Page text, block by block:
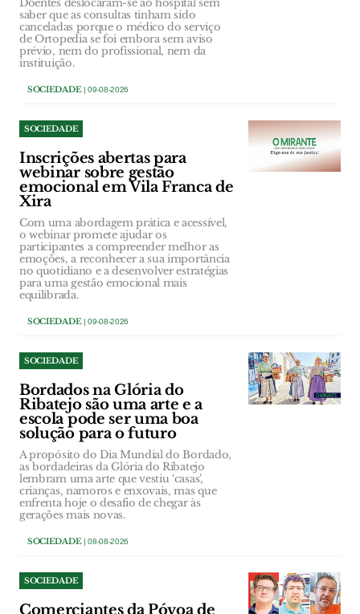
Doentes deslocaram-se ao hospital sem
saber que as consultas tinham sido
canceladas porque o médico do serviço
de Ortopedia se foi embora sem aviso
prévio, nem do profissional, nem da
instituição.
SOCIEDADE| 09-08-2026
SOCIEDADE
Inscrições abertas para
webinar sobre gestão
emocional em Vila Franca de
Xira
Com uma abordagem prática e acessível,
o webinar promete ajudar os
participantes a compreender melhor as
emoções, a reconhecer a sua importância
no quotidiano e a desenvolver estratégias
para uma gestão emocional mais
equilibrada.
SOCIEDADE| 09-08-2026
SOCIEDADE
Bordados na Glória do
Ribatejo são uma arte e a
escola pode ser uma boa
solução para o futuro
A propósito do Dia Mundial do Bordado,
as bordadeiras da Glória do Ribatejo
lembram uma arte que vestiu ‘casas’,
crianças, namoros e enxovais, mas que
enfrenta hoje o desafio de chegar às
gerações mais novas.
SOCIEDADE| 08-08-2026
SOCIEDADE
Comerciantes da Póvoa de